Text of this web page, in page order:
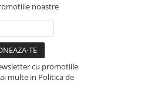
noastre
cu promotiile
multe in Politica de